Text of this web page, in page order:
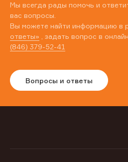
Мы всегда рады помочь и
вас вопросы.
Вы можете найти информацию в
ответы» , задать вопрос в
(846) 379-52-41
Вопросы и ответы